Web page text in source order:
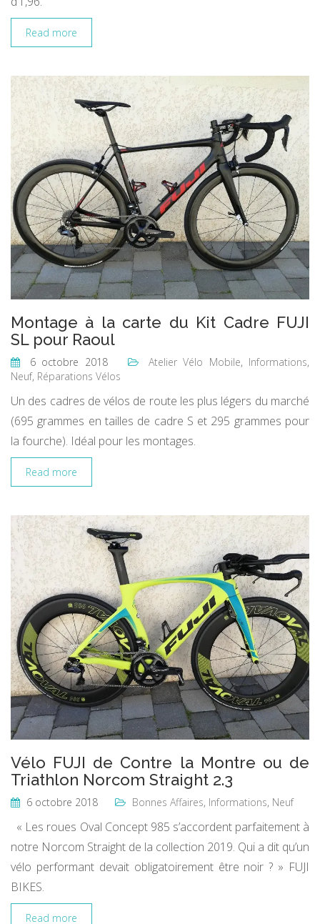
Read more
Montage à la carte du Kit Cadre FUJI
SL pour Raoul
6 octobre 2018 Atelier Vélo Mobile, Informations,
Neuf, Réparations Vélos
Un des cadres de vélos de route les plus légers du marché
(695 grammes en tailles de cadre S et 295 grammes pour
la fourche). Idéal pour les montages.
Read more
Vélo FUJI de Contre la Montre ou de
Triathlon Norcom Straight 2.3
6 octobre 2018 Bonnes Affaires, Informations, Neuf
« Les roues Oval Concept 985 s’accordent parfaitement à
notre Norcom Straight de la collection 2019. Qui a dit qu’un
vélo performant devait obligatoirement être noir ? » FUJI
BIKES.
Read more